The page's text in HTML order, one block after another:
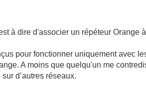
à dire d'associer un répéteur Orange
pour fonctionner uniquement avec
A moins que quelqu'un me
d’autres réseaux.